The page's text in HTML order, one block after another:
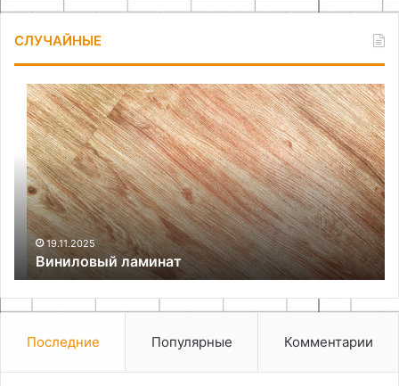
СЛУЧАЙНЫЕ
Виниловый
ламинат
19.11.2025
Виниловый ламинат
из
Последние Популярные Комментарии